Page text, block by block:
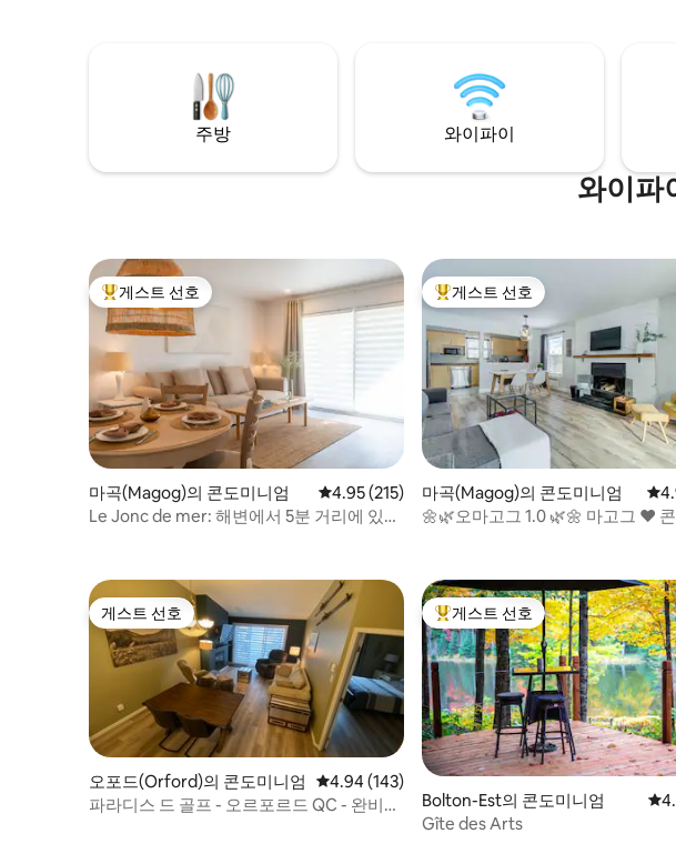
에이드리언 윌리엄스 / S.A. CITQ #302449
핵심 추억을 만들 시간입니다. 작은
오신 것을 환영합니다.
주방 와이파이
와이파
상위 게스트 선호
게스트 선호
마곡(Magog)의 콘도미니엄 평점 4.95점(5점 만점), 후기 215개
4.95 (215)
Le Jonc de mer: 해변에서 5분 거리에 있는
상위 게스트 선호
게스트 선호
마곡(Magog)의 콘도미니엄 평
🌼🌿오마고그 1.0 🌿🌼 마고그 ❤️
게스트 선호
게스트 선호
오포드(Orford)의 콘도미니엄 평점 4.94점(5점 만점), 후기 143개
4.94 (143)
파라디스 드 골프 - 오르포르드 QC - 완비된
상위 게스트 선호
게스트 선호
Bolton-Est의 콘도미니엄 평
Gîte des Arts